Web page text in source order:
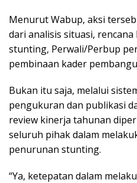
Menurut Wabup, aksi
dari analisis situasi,
stunting, Perwali/Perbup
pembinaan kader
Bukan itu saja, melalui
pengukuran dan publikasi
review kinerja tahunan
seluruh pihak dalam
penurunan stunting.
“Ya, ketepatan dalam